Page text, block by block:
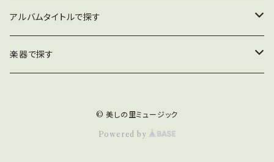
アルバムタイトルで探す
美しの里〜四季
楽器で探す
© 美しの里ミュージック
Powered by